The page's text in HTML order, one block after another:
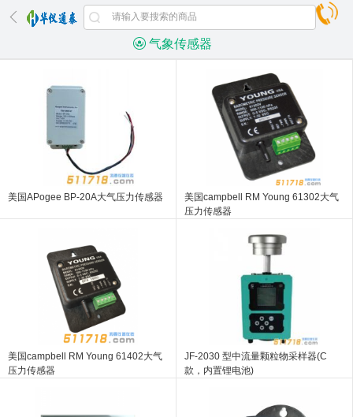
气象传感器
美国APogee BP-20A大气压力传感器
美国campbell RM Young 61302大气
压力传感器
美国campbell RM Young 61402大气
压力传感器
JF-2030 型中流量颗粒物采样器(C
款，内置锂电池)